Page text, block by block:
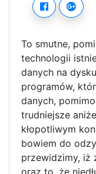
To smutne,
technologii
danych na
programów,
danych,
trudniejsze
kłopotliwym
bowiem do
przewidzimy, iż